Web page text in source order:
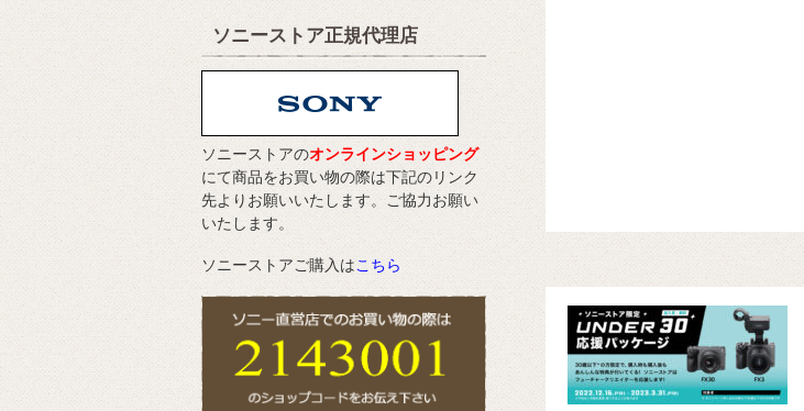
ソニーストア正規代理店
ソニーストアのオンラインショッピング
にて商品をお買い物の際は下記のリンク
先よりお願いいたします。ご協力お願い
いたします。
ソニーストアご購入はこちら